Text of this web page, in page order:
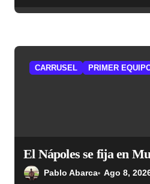
CARRUSEL PRIMER
El Nápoles se fija en
Pablo Abarca Ago 8,